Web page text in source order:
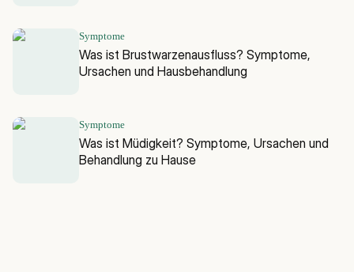
Symptome
Was ist Brustwarzenausfluss? Symptome,
Ursachen und Hausbehandlung
Symptome
Was ist Müdigkeit? Symptome, Ursachen und
Behandlung zu Hause